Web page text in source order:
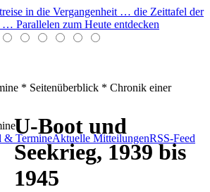
in die Vergangenheit … die Zeittafel der
Parallelen zum Heute entdecken
* Seitenüberblick * Chronik einer
& TermineAktuelle MitteilungenRSS-Feed
U-Boot und
Seekrieg, 1939 bis
1945